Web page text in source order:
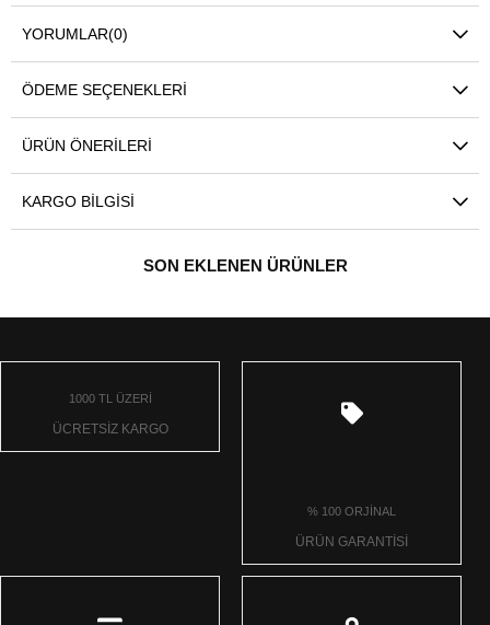
YORUMLAR(0)
ÖDEME SEÇENEKLERI
ÜRÜN ÖNERILERI
KARGO BILGISI
SON EKLENEN ÜRÜNLER
1000 TL ÜZERİ
ÜCRETSİZ KARGO
% 100 ORJİNAL
ÜRÜN GARANTİSİ